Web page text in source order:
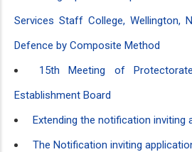
Services Staff College, Wellington,
Defence by Composite Method
15th Meeting of
Establishment Board
Extending the notification inviting
The Notification inviting